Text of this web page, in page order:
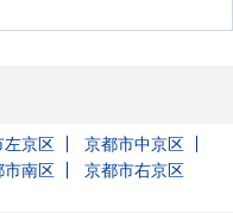
左京区
京都市中京区
市南区 京都市右京区